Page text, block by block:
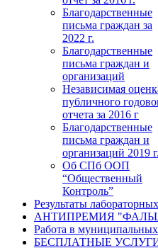
Благодарственные
письма граждан за
2022 г.
Благодарственные
письма граждан и
организаций
Независимая
публичного
отчета за 2016 г
Благодарственные
письма граждан и
организаций 2019 г.
Об СПб ООП
“Общественный
Контроль”
Результаты
АНТИПРЕМИЯ
Работа в
БЕСПЛАТНЫЕ